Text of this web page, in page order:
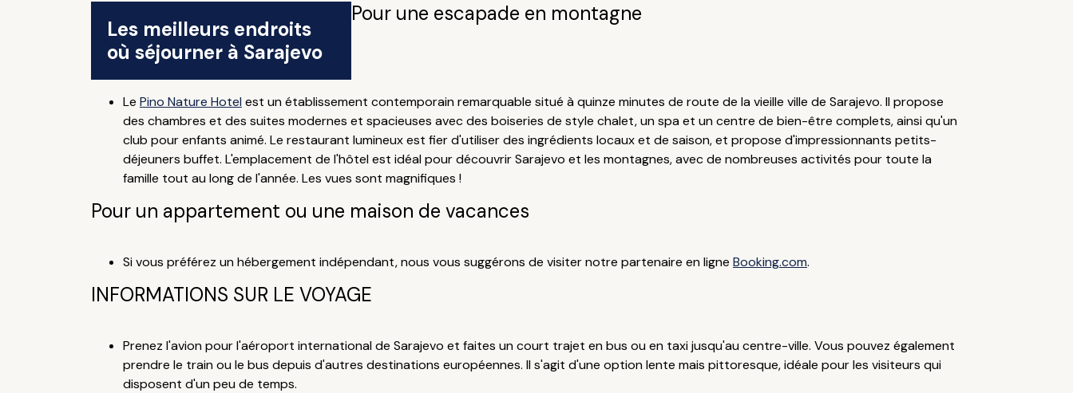
Les meilleurs endroits
où séjourner à Sarajevo
Pour une escapade en montagne
Le Pino Nature Hotel est un établissement contemporain remarquable situé à quinze minutes de route de la vieille ville de Sarajevo. Il propose
des chambres et des suites modernes et spacieuses avec des boiseries de style chalet, un spa et un centre de bien-être complets, ainsi qu'un
club pour enfants animé. Le restaurant lumineux est fier d'utiliser des ingrédients locaux et de saison, et propose d'impressionnants petits-
déjeuners buffet. L'emplacement de l'hôtel est idéal pour découvrir Sarajevo et les montagnes, avec de nombreuses activités pour toute la
famille tout au long de l'année. Les vues sont magnifiques !
Pour un appartement ou une maison de vacances
Si vous préférez un hébergement indépendant, nous vous suggérons de visiter notre partenaire en ligne Booking.com.
INFORMATIONS SUR LE VOYAGE
Prenez l'avion pour l'aéroport international de Sarajevo et faites un court trajet en bus ou en taxi jusqu'au centre-ville. Vous pouvez également
prendre le train ou le bus depuis d'autres destinations européennes. Il s'agit d'une option lente mais pittoresque, idéale pour les visiteurs qui
disposent d'un peu de temps.